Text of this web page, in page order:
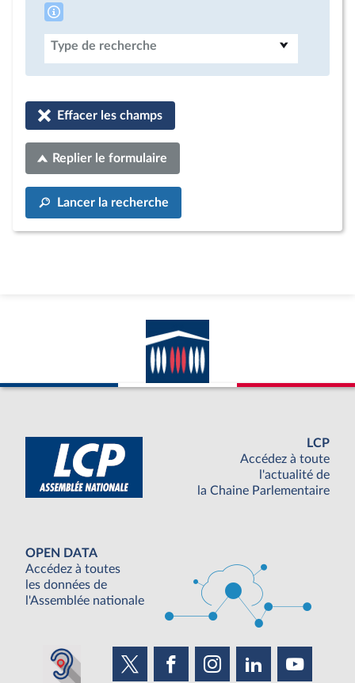
Type de recherche
Effacer les champs
Replier le formulaire
Lancer la recherche
LCP
Accédez à toute
l'actualité de
la Chaine Parlementaire
OPEN DATA
Accédez à toutes
les données de
l'Assemblée nationale